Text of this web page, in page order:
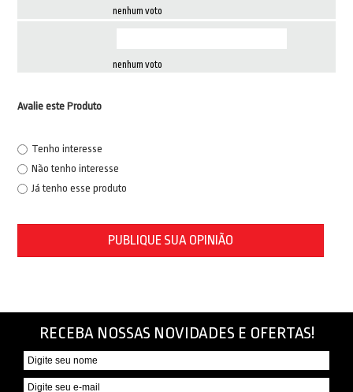
nenhum voto
nenhum voto
Avalie este Produto
Tenho interesse
Não tenho interesse
Já tenho esse produto
PUBLIQUE SUA OPINIÃO
RECEBA NOSSAS NOVIDADES E OFERTAS!